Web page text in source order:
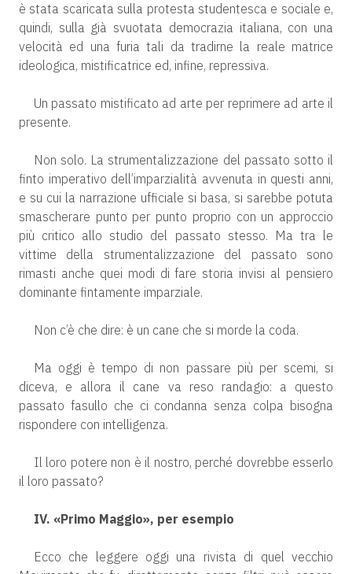
è stata scaricata sulla protesta studentesca e sociale e,
quindi, sulla già svuotata democrazia italiana, con una
velocità ed una furia tali da tradirne la reale matrice
ideologica, mistificatrice ed, infine, repressiva.
Un passato mistificato ad arte per reprimere ad arte il
presente.
Non solo. La strumentalizzazione del passato sotto il
finto imperativo dell’imparzialità avvenuta in questi anni,
e su cui la narrazione ufficiale si basa, si sarebbe potuta
smascherare punto per punto proprio con un approccio
più critico allo studio del passato stesso. Ma tra le
vittime della strumentalizzazione del passato sono
rimasti anche quei modi di fare storia invisi al pensiero
dominante fintamente imparziale.
Non c’è che dire: è un cane che si morde la coda.
Ma oggi è tempo di non passare più per scemi, si
diceva, e allora il cane va reso randagio: a questo
passato fasullo che ci condanna senza colpa bisogna
rispondere con intelligenza.
Il loro potere non è il nostro, perché dovrebbe esserlo
il loro passato?
IV. «Primo Maggio», per esempio
Ecco che leggere oggi una rivista di quel vecchio